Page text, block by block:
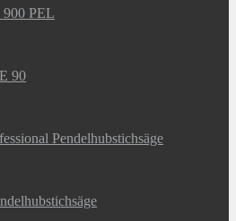
900 PEL
90
Pendelhubstichsäge